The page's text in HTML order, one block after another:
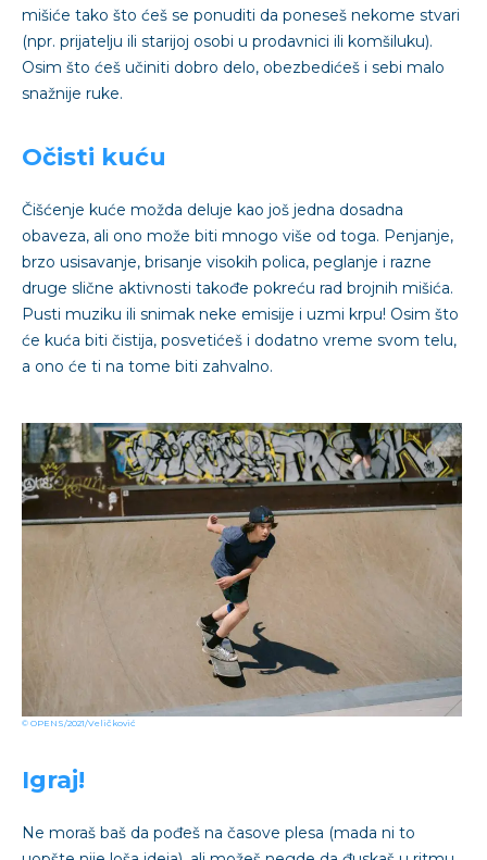
mišiće tako što ćeš se ponuditi da poneseš nekome stvari
(npr. prijatelju ili starijoj osobi u prodavnici ili komšiluku).
Osim što ćeš učiniti dobro delo, obezbedićeš i sebi malo
snažnije ruke.
Očisti kuću
Čišćenje kuće možda deluje kao još jedna dosadna
obaveza, ali ono može biti mnogo više od toga. Penjanje,
brzo usisavanje, brisanje visokih polica, peglanje i razne
druge slične aktivnosti takođe pokreću rad brojnih mišića.
Pusti muziku ili snimak neke emisije i uzmi krpu! Osim što
će kuća biti čistija, posvetićeš i dodatno vreme svom telu,
a ono će ti na tome biti zahvalno.
© OPENS/2021/Veličković
Igraj!
Ne moraš baš da pođeš na časove plesa (mada ni to